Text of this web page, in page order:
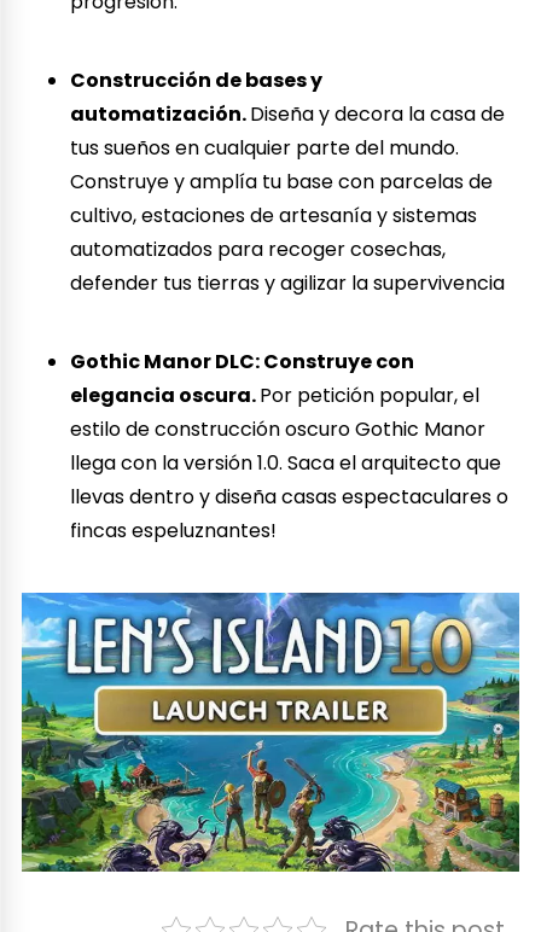
Construcción de bases y
automatización.Diseña y decora la casa de
tus sueños en cualquier parte del mundo.
Construye y amplía tu base con parcelas de
cultivo, estaciones de artesanía y sistemas
automatizados para recoger cosechas,
defender tus tierras y agilizar la supervivencia
Gothic Manor DLC: Construye con
elegancia oscura.Por petición popular, el
estilo de construcción oscuro Gothic Manor
llega con la versión 1.0. Saca el arquitecto que
llevas dentro y diseña casas espectaculares o
fincas espeluznantes!